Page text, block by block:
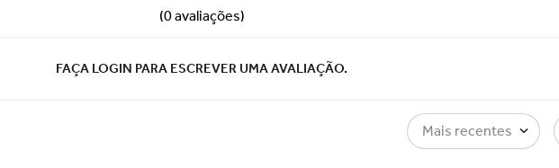
(0 avaliações)
FAÇA LOGIN PARA ESCREVER UMA AVALIAÇÃO.
Mais recentes